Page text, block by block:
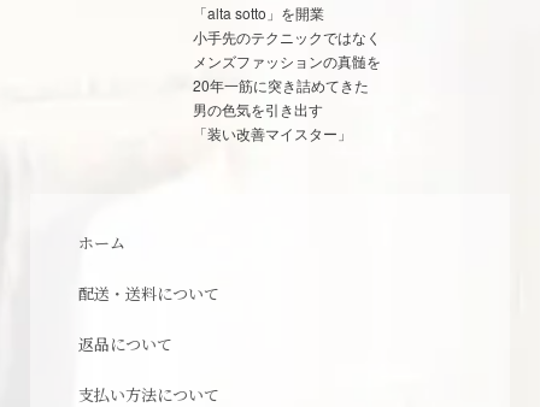
「alta sotto」を開業
小手先のテクニックではなく
メンズファッションの真髄を
20年一筋に突き詰めてきた
男の色気を引き出す
「装い改善マイスター」
ホーム
配送・送料について
返品について
支払い方法について